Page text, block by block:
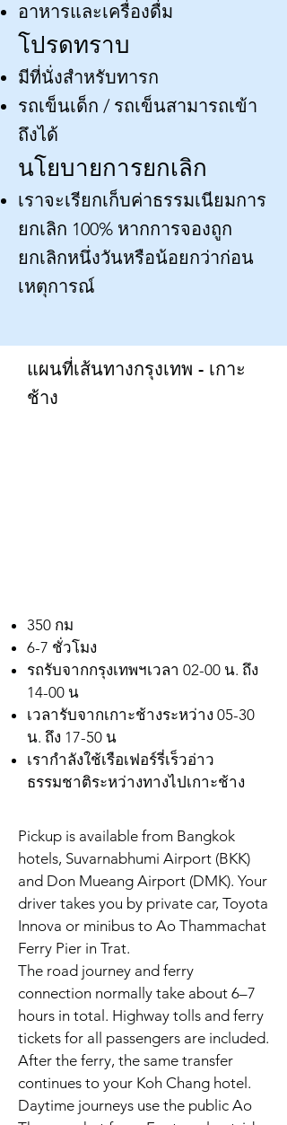
อาหารและเครื่องดื่ม
โปรดทราบ
มีที่นั่งสำหรับทารก
รถเข็นเด็ก / รถเข็นสามารถเข้า
ถึงได้
นโยบายการยกเลิก
เราจะเรียกเก็บค่าธรรมเนียมการ
ยกเลิก 100% หากการจองถูก
ยกเลิกหนึ่งวันหรือน้อยกว่าก่อน
เหตุการณ์
แผนที่เส้นทางกรุงเทพ - เกาะ
ช้าง
350 กม
6-7 ชั่วโมง
รถรับจากกรุงเทพฯเวลา 02-00 น. ถึง
14-00 น
เวลารับจากเกาะช้างระหว่าง 05-30
น. ถึง 17-50 น
เรากำลังใช้เรือเฟอร์รี่เร็วอ่าว
ธรรมชาติระหว่างทางไปเกาะช้าง
Pickup is available from Bangkok
hotels, Suvarnabhumi Airport (BKK)
and Don Mueang Airport (DMK). Your
driver takes you by private car, Toyota
Innova or minibus to Ao Thammachat
Ferry Pier in Trat.
The road journey and ferry
connection normally take about 6–7
hours in total. Highway tolls and ferry
tickets for all passengers are included.
After the ferry, the same transfer
continues to your Koh Chang hotel.
Daytime journeys use the public Ao